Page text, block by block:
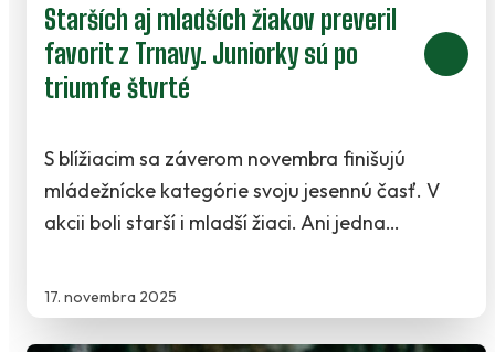
Starších aj mladších žiakov preveril
favorit z Trnavy. Juniorky sú po
triumfe štvrté
17. novembra 2025
S blížiacim sa záverom novembra finišujú
mládežnícke kategórie svoju jesennú časť. V
akcii boli starší i mladší žiaci. Ani jedna…